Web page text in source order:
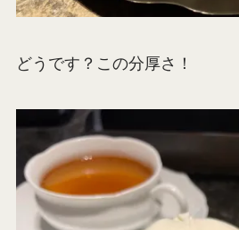
どうです？この分厚さ！